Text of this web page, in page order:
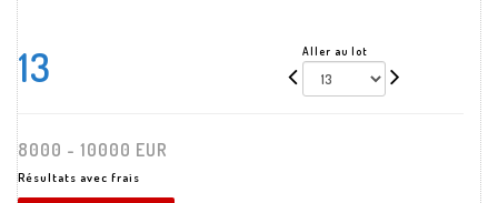
13 Aller au lot
8000 - 10000 EUR
Résultats avec frais